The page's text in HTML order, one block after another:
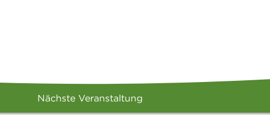
Nächste Veranstaltung